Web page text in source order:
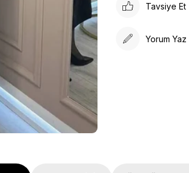
Tavsiye Et
Yorum Yaz